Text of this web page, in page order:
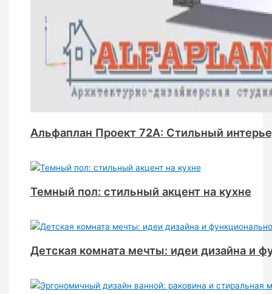
Альфаплан Проект 72А: Стильный
Темный пол: стильный акцент на кухне
Детская комната мечты: идеи дизайна и